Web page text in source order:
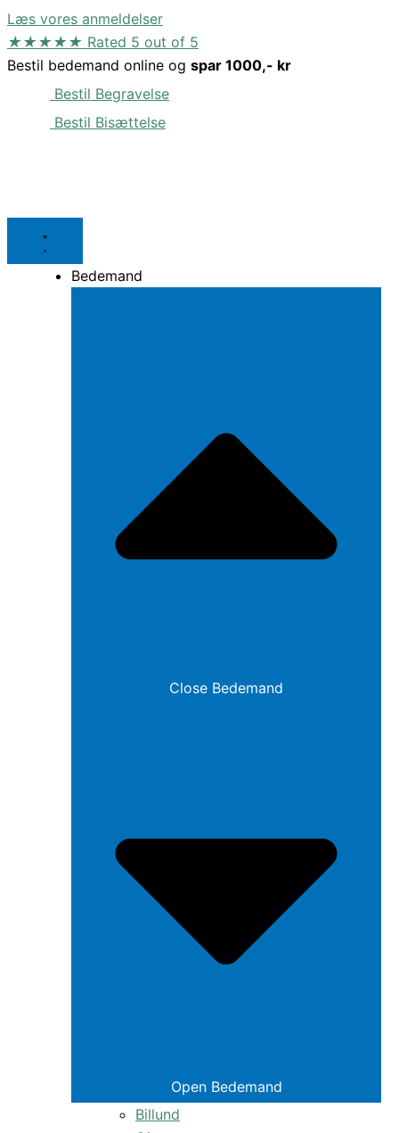
Gå
til
indholdet
Læs vores anmeldelser
★★★★★ Rated 5 out of 5
Bestil bedemand online og spar 1000,- kr
Bestil Begravelse
Bestil Bisættelse
Bedemand
Close Bedemand
Open Bedemand
Billund